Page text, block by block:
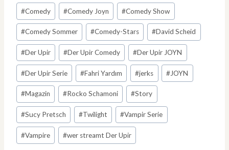
#Comedy #Comedy Joyn #Comedy Show
#Comedy Sommer #Comedy-Stars #David Scheid
#Der Upir #Der Upir Comedy #Der Upir JOYN
#Der Upir Serie #Fahri Yardım #jerks #JOYN
#Magazin #Rocko Schamoni #Story
#Sucy Pretsch #Twilight #Vampir Serie
#Vampire #wer streamt Der Upir